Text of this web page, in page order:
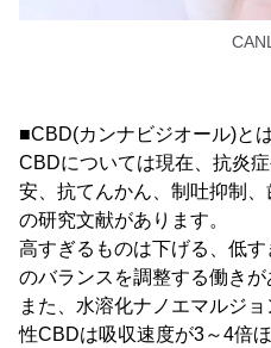
■CBD(カンナビジオール)と
CBDについては現在、抗炎
安、抗てんかん、制吐抑制
の研究文献があります。
高すぎるものは下げる、低
のバランスを調整する働きが
また、水溶化ナノエマルジ
性CBDは吸収速度が3～4倍